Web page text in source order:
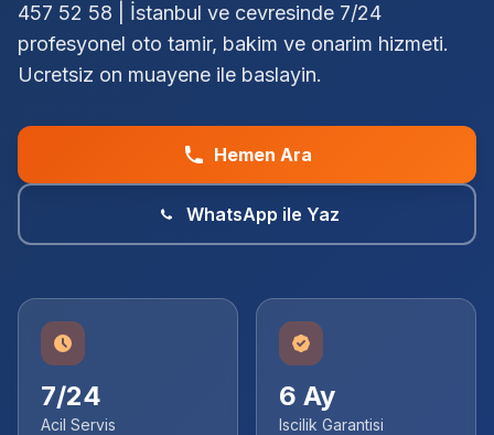
457 52 58 | İstanbul ve cevresinde 7/24
profesyonel oto tamir, bakim ve onarim hizmeti.
Ucretsiz on muayene ile baslayin.
Hemen Ara
WhatsApp ile Yaz
7/24
Acil Servis
6 Ay
Iscilik Garantisi